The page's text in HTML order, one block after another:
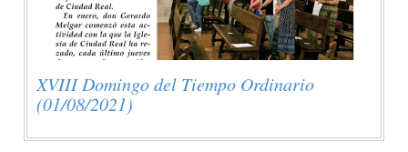
XVIII Domingo del Tiempo Ordinario
(01/08/2021)